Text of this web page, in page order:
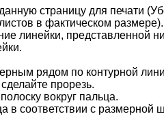
страницу для печати
в фактическом размере).
линейки, представленной
рядом по контурной
прорезь.
вокруг пальца.
в соответствии с размерной